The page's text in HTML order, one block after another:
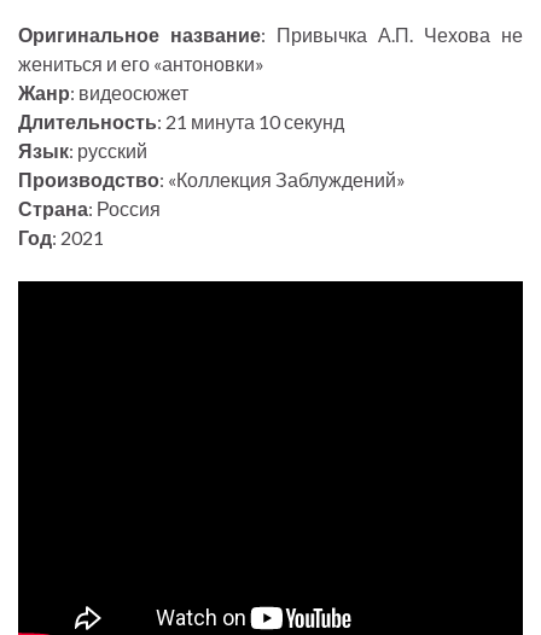
Оригинальное название: Привычка А.П. Чехова не
жениться и его «антоновки»
Жанр: видеосюжет
Длительность: 21 минута 10 секунд
Язык: русский
Производство: «Коллекция Заблуждений»
Страна: Россия
Год: 2021